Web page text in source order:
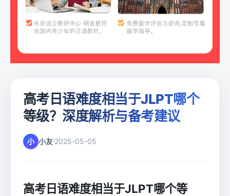
高考日语难度相当于JLPT哪个
等级？深度解析与备考建议
小 小友 2025-05-05
高考日语难度相当于JLPT哪个等